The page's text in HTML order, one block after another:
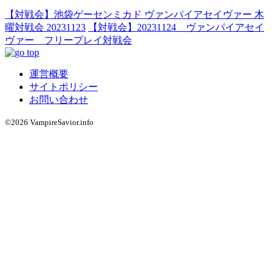
【対戦会】池袋ゲーセンミカド ヴァンパイアセイヴァー 木
曜対戦会 20231123
【対戦会】20231124 ヴァンパイアセイ
ヴァー フリープレイ対戦会
運営概要
サイトポリシー
お問い合わせ
©2026 VampireSavior.info